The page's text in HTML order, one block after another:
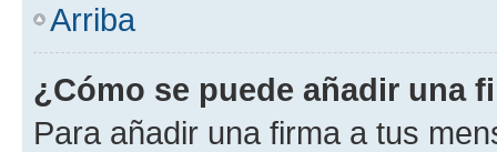
Arriba
¿Cómo se puede añadir una
Para añadir una firma a tus